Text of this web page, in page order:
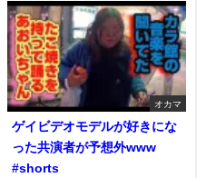
オカマ
ゲイビデオモデルが好きにな
った共演者が予想外www
#shorts